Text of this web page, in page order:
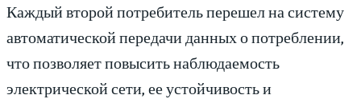
Каждый второй потребитель перешел на систему
автоматической передачи данных о потреблении,
что позволяет повысить наблюдаемость
электрической сети, ее устойчивость и